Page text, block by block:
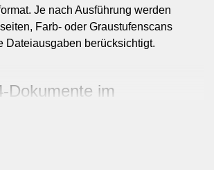
Je nach Ausführung werden
Farb- oder Graustufenscans
Dateiausgaben berücksichtigt.
Dokumente im